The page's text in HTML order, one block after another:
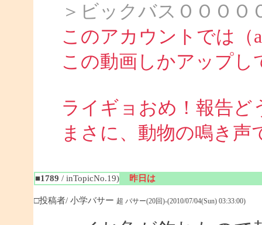
＞ビックバスＯＯＯ
このアカウントでは（
この動画しかアップし
ライギョおめ！報告ど
まさに、動物の鳴き声
■1789 / inTopicNo.19) 昨日は
□投稿者/ 小学バサー 超 バサー(20回)-(2010/07/04(Sun) 03:33:00)